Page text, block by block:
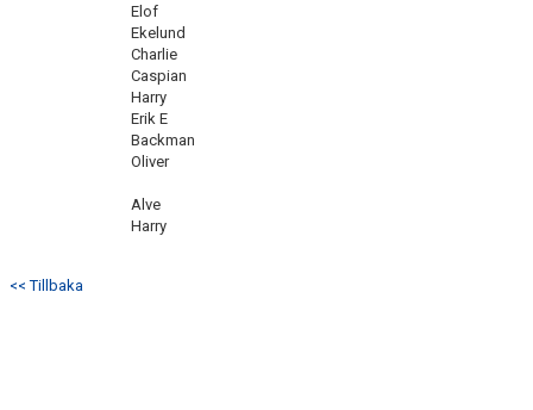
Elof
Ekelund
Charlie
Caspian
Harry
Erik E
Backman
Oliver
Alve
Harry
<< Tillbaka